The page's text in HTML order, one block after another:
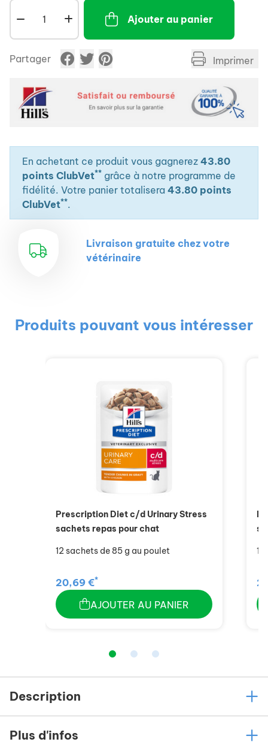
Ajouter au panier
Partager Imprimer
En achetant ce produit vous gagnerez 43.80
points ClubVet** grâce à notre programme de
fidélité. Votre panier totalisera 43.80 points
ClubVet**.
Livraison gratuite chez votre
vétérinaire
Produits pouvant vous intéresser
Prescription Diet c/d Urinary Stress
sachets repas pour chat
12 sachets de 85 g au poulet
20,69 €*
AJOUTER AU PANIER
Description
Plus d'infos